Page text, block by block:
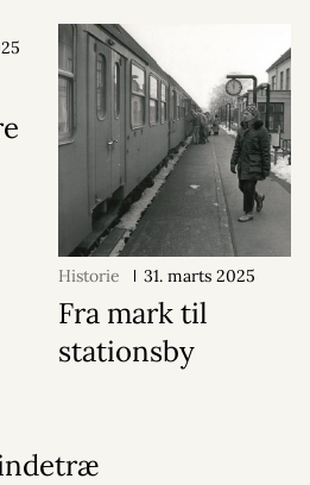
Historie 31. marts 2025
Fra mark til
stationsby